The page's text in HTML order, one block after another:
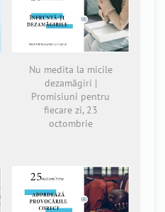
Nu medita la micile
dezamăgiri |
Promisiuni pentru
fiecare zi, 23
octombrie